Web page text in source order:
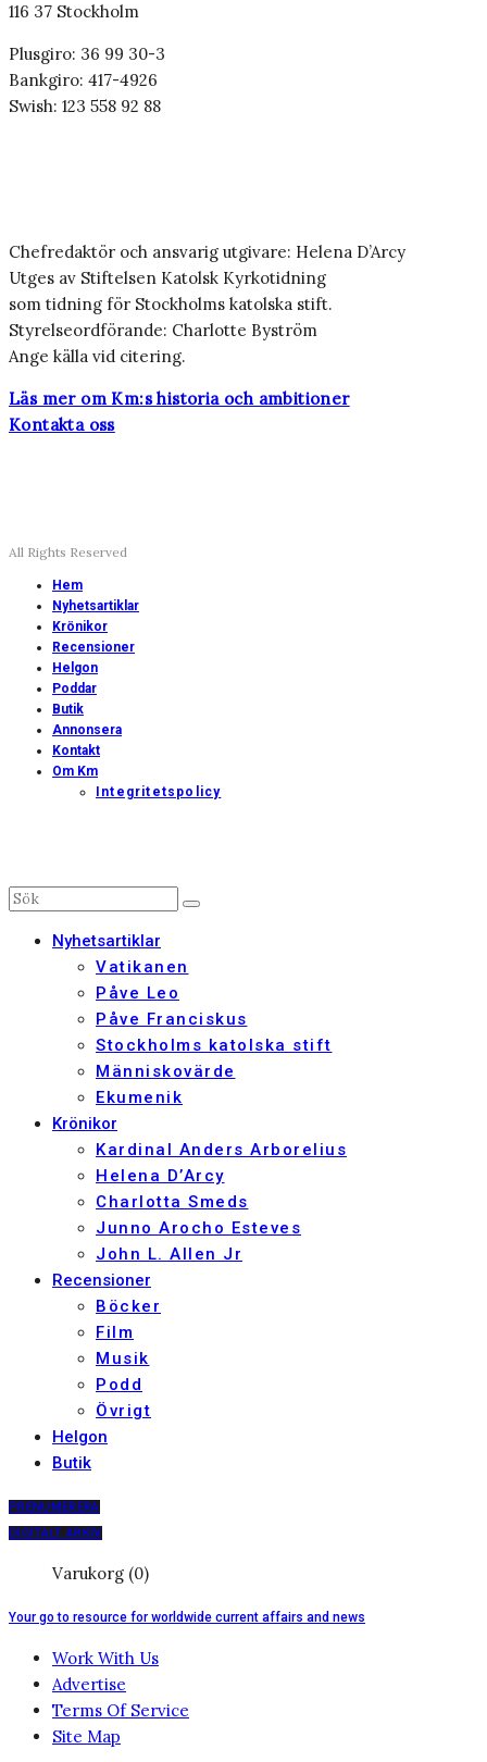
116 37 Stockholm
Plusgiro: 36 99 30-3
Bankgiro: 417-4926
Swish: 123 558 92 88
Chefredaktör och ansvarig utgivare: Helena D’Arcy
Utges av Stiftelsen Katolsk Kyrkotidning
som tidning för Stockholms katolska stift.
Styrelseordförande: Charlotte Byström
Ange källa vid citering.
Läs mer om Km:s historia och ambitioner
Kontakta oss
All Rights Reserved
Hem
Nyhetsartiklar
Krönikor
Recensioner
Helgon
Poddar
Butik
Annonsera
Kontakt
Om Km
Integritetspolicy
Nyhetsartiklar
Vatikanen
Påve Leo
Påve Franciskus
Stockholms katolska stift
Människovärde
Ekumenik
Krönikor
Kardinal Anders Arborelius
Helena D’Arcy
Charlotta Smeds
Junno Arocho Esteves
John L. Allen Jr
Recensioner
Böcker
Film
Musik
Podd
Övrigt
Helgon
Butik
PRENUMERERA
DIGITALT ARKIV
Varukorg (0)
Your go to resource for worldwide current affairs and news
Work With Us
Advertise
Terms Of Service
Site Map